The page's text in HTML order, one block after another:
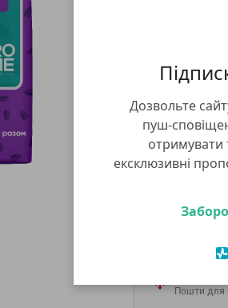
Дозвольте
пуш-
отримувати
ексклюзивні
4
1 980.00грн/га
ДО
Доставка у
Адресна
Пошти для